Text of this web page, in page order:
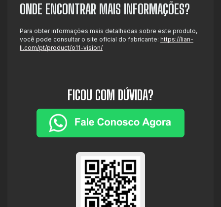
ONDE ENCONTRAR MAIS INFORMAÇÕES?
Para obter informações mais detalhadas sobre este produto,
você pode consultar o site oficial do fabricante: https://lian-
li.com/pt/product/o11-vision/
FICOU COM DÚVIDA?